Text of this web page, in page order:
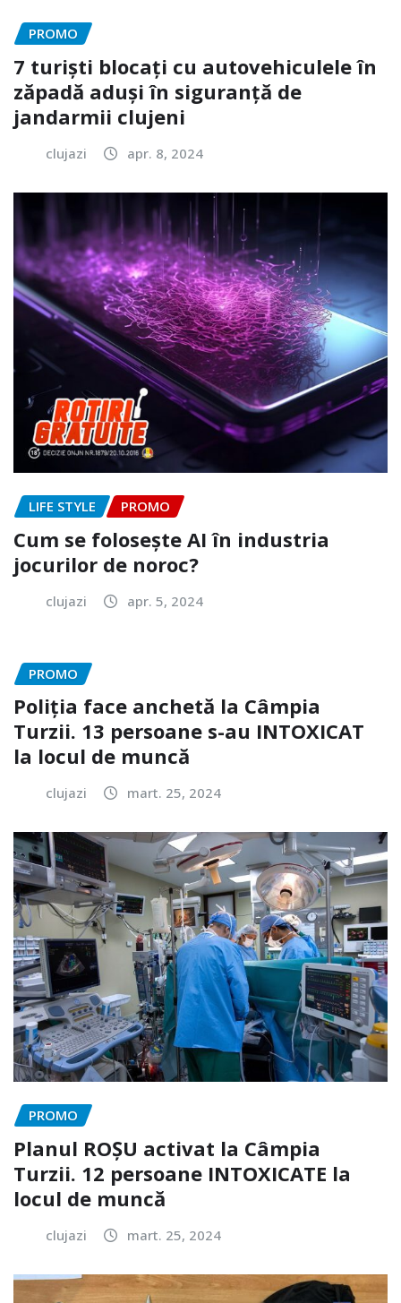
PROMO
7 turiști blocați cu autovehiculele în
zăpadă aduși în siguranță de
jandarmii clujeni
clujazi apr. 8, 2024
LIFE STYLE PROMO
Cum se folosește AI în industria
jocurilor de noroc?
clujazi apr. 5, 2024
PROMO
Poliția face anchetă la Câmpia
Turzii. 13 persoane s-au INTOXICAT
la locul de muncă
clujazi mart. 25, 2024
PROMO
Planul ROȘU activat la Câmpia
Turzii. 12 persoane INTOXICATE la
locul de muncă
clujazi mart. 25, 2024